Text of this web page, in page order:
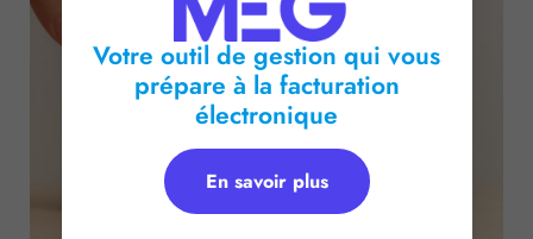
Votre outil de gestion qui vous
prépare à la facturation
électronique
En savoir plus